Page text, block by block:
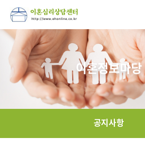
이혼정보마당
공지사항